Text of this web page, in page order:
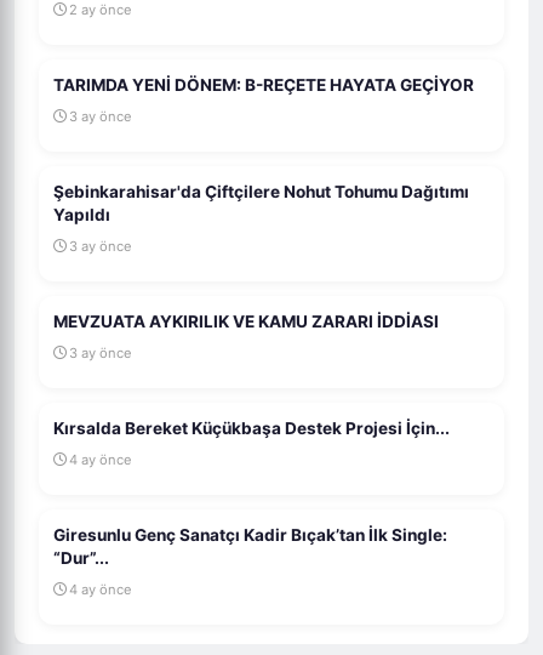
2 ay önce
TARIMDA YENİ DÖNEM: B-REÇETE HAYATA GEÇİYOR
3 ay önce
Şebinkarahisar'da Çiftçilere Nohut Tohumu Dağıtımı
Yapıldı
3 ay önce
MEVZUATA AYKIRILIK VE KAMU ZARARI İDDİASI
3 ay önce
Kırsalda Bereket Küçükbaşa Destek Projesi İçin...
4 ay önce
Giresunlu Genç Sanatçı Kadir Bıçak’tan İlk Single:
“Dur”...
4 ay önce